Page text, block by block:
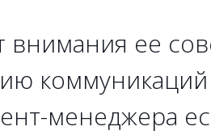
внимания ее
менеджера